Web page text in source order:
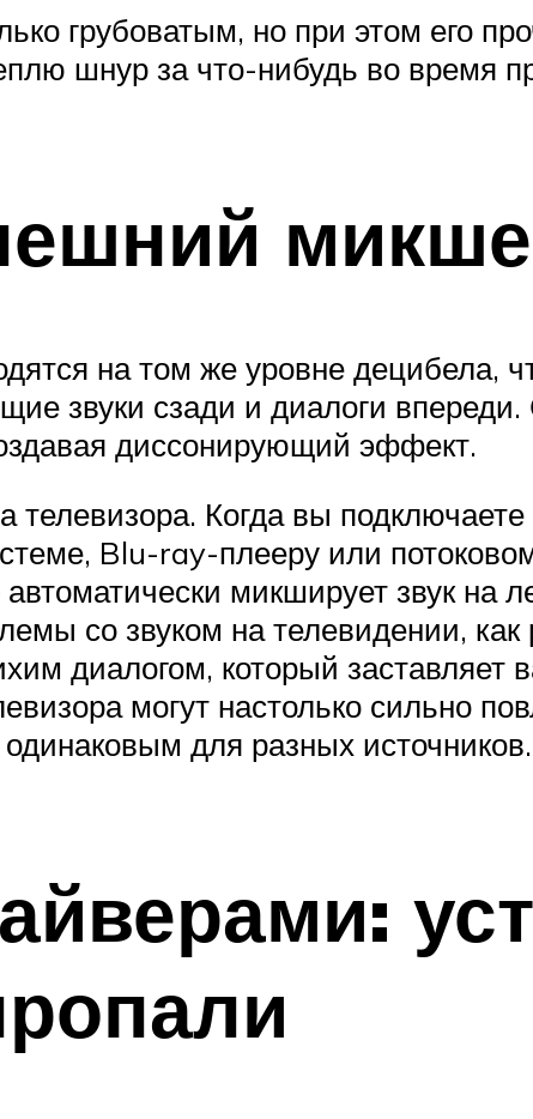
грубоватым, но при этом его
шнур за что-нибудь во время
на том же уровне децибела,
звуки сзади и диалоги
диссонирующий эффект.
телевизора. Когда вы
Blu-ray-плееру или
микширует звук на
со звуком на телевидении,
диалогом, который заставляет
могут настолько сильно
для разных